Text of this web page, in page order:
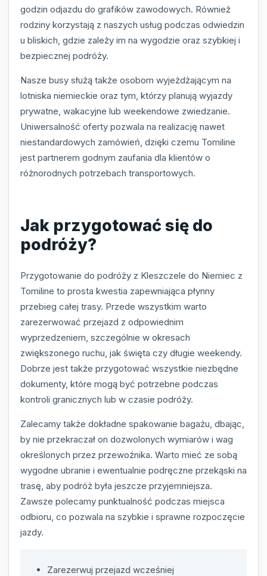
godzin odjazdu do grafików zawodowych. Również
rodziny korzystają z naszych usług podczas odwiedzin
u bliskich, gdzie zależy im na wygodzie oraz szybkiej i
bezpiecznej podróży.
Nasze busy służą także osobom wyjeżdżającym na
lotniska niemieckie oraz tym, którzy planują wyjazdy
prywatne, wakacyjne lub weekendowe zwiedzanie.
Uniwersalność oferty pozwala na realizację nawet
niestandardowych zamówień, dzięki czemu Tomiline
jest partnerem godnym zaufania dla klientów o
różnorodnych potrzebach transportowych.
Jak przygotować się do
podróży?
Przygotowanie do podróży z Kleszczele do Niemiec z
Tomiline to prosta kwestia zapewniająca płynny
przebieg całej trasy. Przede wszystkim warto
zarezerwować przejazd z odpowiednim
wyprzedzeniem, szczególnie w okresach
zwiększonego ruchu, jak święta czy długie weekendy.
Dobrze jest także przygotować wszystkie niezbędne
dokumenty, które mogą być potrzebne podczas
kontroli granicznych lub w czasie podróży.
Zalecamy także dokładne spakowanie bagażu, dbając,
by nie przekraczał on dozwolonych wymiarów i wag
określonych przez przewoźnika. Warto mieć ze sobą
wygodne ubranie i ewentualnie podręczne przekąski na
trasę, aby podróż była jeszcze przyjemniejsza.
Zawsze polecamy punktualność podczas miejsca
odbioru, co pozwala na szybkie i sprawne rozpoczęcie
jazdy.
Zarezerwuj przejazd wcześniej